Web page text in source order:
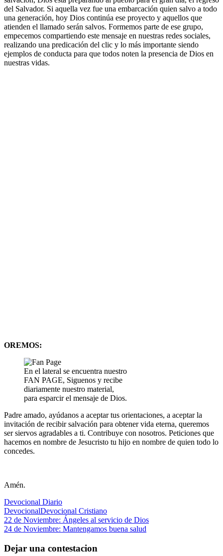
del Salvador. Si aquella vez fue una embarcación quien salvo a todo
una generación, hoy Dios continúa ese proyecto y aquellos que
atienden el llamado serán salvos. Formemos parte de ese grupo,
empecemos compartiendo este mensaje en nuestras redes sociales,
realizando una predicación del clic y lo más importante siendo
ejemplos de conducta para que todos noten la presencia de Dios en
nuestras vidas.
OREMOS:
En el lateral se encuentra nuestro
FAN PAGE, Siguenos y recibe
diariamente nuestro material,
para esparcir el mensaje de Dios.
Padre amado, ayúdanos a aceptar tus orientaciones, a aceptar la
invitación de recibir salvación para obtener vida eterna, queremos
ser siervos agradables a ti. Contribuye con nosotros. Peticiones que
hacemos en nombre de Jesucristo tu hijo en nombre de quien todo lo
concedes.
Amén.
Devocional Diario
DevocionalDevocional Cristiano
Navegación
de
entradas
Entrada
anterior:
22 de Noviembre: Ángeles al servicio de Dios
Siguiente
24 de Noviembre: Mantengamos buena salud
Dejar una contestacion